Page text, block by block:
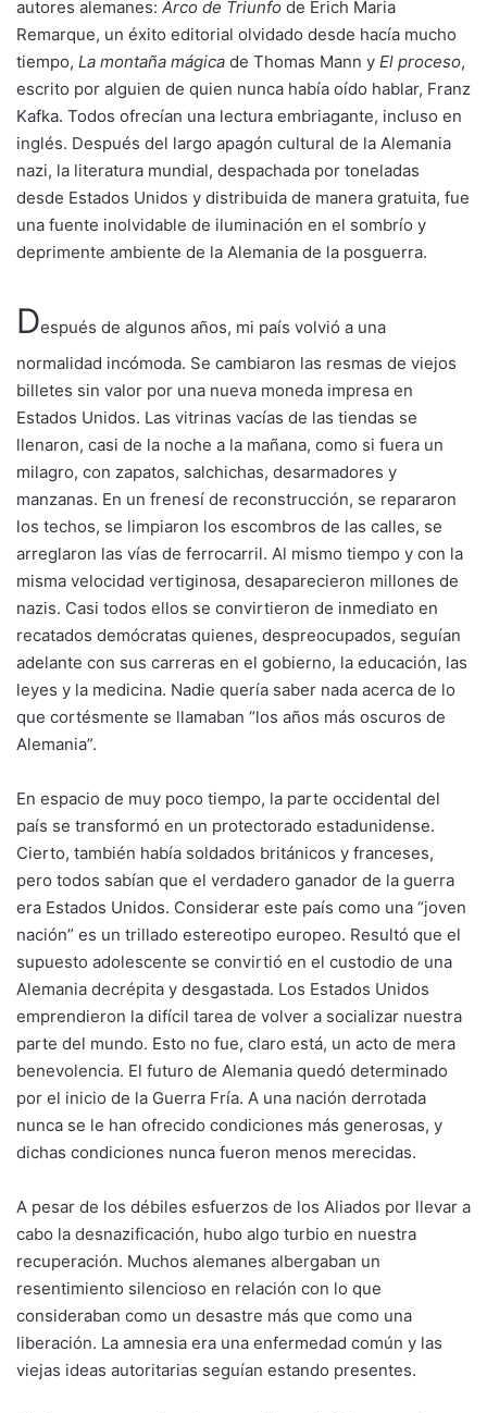
autores alemanes: Arco de Triunfo de Erich Maria
Remarque, un éxito editorial olvidado desde hacía mucho
tiempo, La montaña mágica de Thomas Mann y El proceso,
escrito por alguien de quien nunca había oído hablar, Franz
Kafka. Todos ofrecían una lectura embriagante, incluso en
inglés. Después del largo apagón cultural de la Alemania
nazi, la literatura mundial, despachada por toneladas
desde Estados Unidos y distribuida de manera gratuita, fue
una fuente inolvidable de iluminación en el sombrío y
deprimente ambiente de la Alemania de la posguerra.
Después de algunos años, mi país volvió a una
normalidad incómoda. Se cambiaron las resmas de viejos
billetes sin valor por una nueva moneda impresa en
Estados Unidos. Las vitrinas vacías de las tiendas se
llenaron, casi de la noche a la mañana, como si fuera un
milagro, con zapatos, salchichas, desarmadores y
manzanas. En un frenesí de reconstrucción, se repararon
los techos, se limpiaron los escombros de las calles, se
arreglaron las vías de ferrocarril. Al mismo tiempo y con la
misma velocidad vertiginosa, desaparecieron millones de
nazis. Casi todos ellos se convirtieron de inmediato en
recatados demócratas quienes, despreocupados, seguían
adelante con sus carreras en el gobierno, la educación, las
leyes y la medicina. Nadie quería saber nada acerca de lo
que cortésmente se llamaban “los años más oscuros de
Alemania”.
En espacio de muy poco tiempo, la parte occidental del
país se transformó en un protectorado estadunidense.
Cierto, también había soldados británicos y franceses,
pero todos sabían que el verdadero ganador de la guerra
era Estados Unidos. Considerar este país como una “joven
nación” es un trillado estereotipo europeo. Resultó que el
supuesto adolescente se convirtió en el custodio de una
Alemania decrépita y desgastada. Los Estados Unidos
emprendieron la difícil tarea de volver a socializar nuestra
parte del mundo. Esto no fue, claro está, un acto de mera
benevolencia. El futuro de Alemania quedó determinado
por el inicio de la Guerra Fría. A una nación derrotada
nunca se le han ofrecido condiciones más generosas, y
dichas condiciones nunca fueron menos merecidas.
A pesar de los débiles esfuerzos de los Aliados por llevar a
cabo la desnazificación, hubo algo turbio en nuestra
recuperación. Muchos alemanes albergaban un
resentimiento silencioso en relación con lo que
consideraban como un desastre más que como una
liberación. La amnesia era una enfermedad común y las
viejas ideas autoritarias seguían estando presentes.